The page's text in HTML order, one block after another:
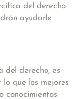
del derecho
ayudarle
del derecho, es
lo que los mejores
conocimientos